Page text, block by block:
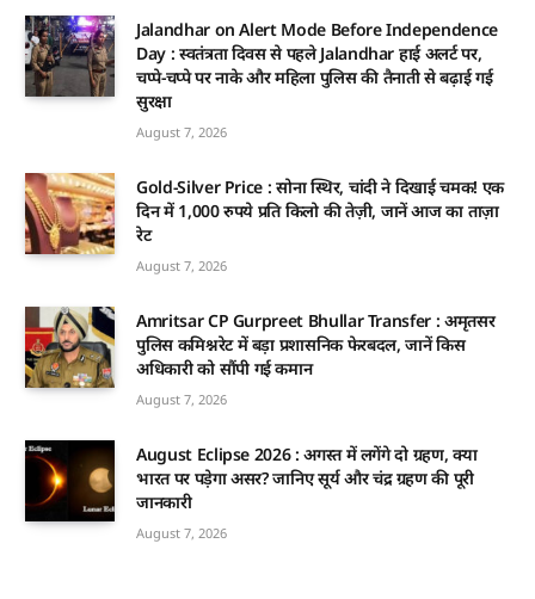
Jalandhar on Alert Mode Before Independence
Day : स्वतंत्रता दिवस से पहले Jalandhar हाई अलर्ट पर,
चप्पे-चप्पे पर नाके और महिला पुलिस की तैनाती से बढ़ाई गई
सुरक्षा
August 7, 2026
Gold-Silver Price : सोना स्थिर, चांदी ने दिखाई चमक! एक
दिन में 1,000 रुपये प्रति किलो की तेज़ी, जानें आज का ताज़ा
रेट
August 7, 2026
Amritsar CP Gurpreet Bhullar Transfer : अमृतसर
पुलिस कमिश्नरेट में बड़ा प्रशासनिक फेरबदल, जानें किस
अधिकारी को सौंपी गई कमान
August 7, 2026
August Eclipse 2026 : अगस्त में लगेंगे दो ग्रहण, क्या
भारत पर पड़ेगा असर? जानिए सूर्य और चंद्र ग्रहण की पूरी
जानकारी
August 7, 2026